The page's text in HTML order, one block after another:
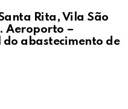
Rita, Vila São
Aeroporto –
do abastecimento de